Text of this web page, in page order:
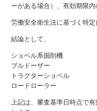
ーがある場合）、有効期限
労働安全衛生法に基づく特
結論として、
ショベル系掘削機
ブルドーザー
トラクターショベル
ロードローラー
上記は、審査基準日時点で